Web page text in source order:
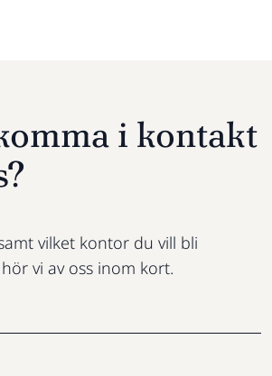
i kontakt
vilket kontor du vill bli
vi av oss inom kort.